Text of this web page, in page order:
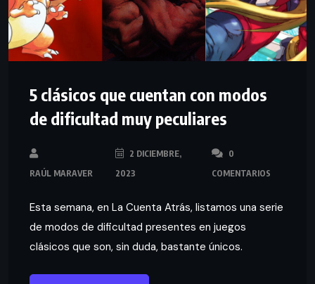
5 clásicos que cuentan con modos
de dificultad muy peculiares
RAÚL MARAVER
2 DICIEMBRE,
2023
0
COMENTARIOS
Esta semana, en La Cuenta Atrás, listamos una serie
de modos de dificultad presentes en juegos
clásicos que son, sin duda, bastante únicos.